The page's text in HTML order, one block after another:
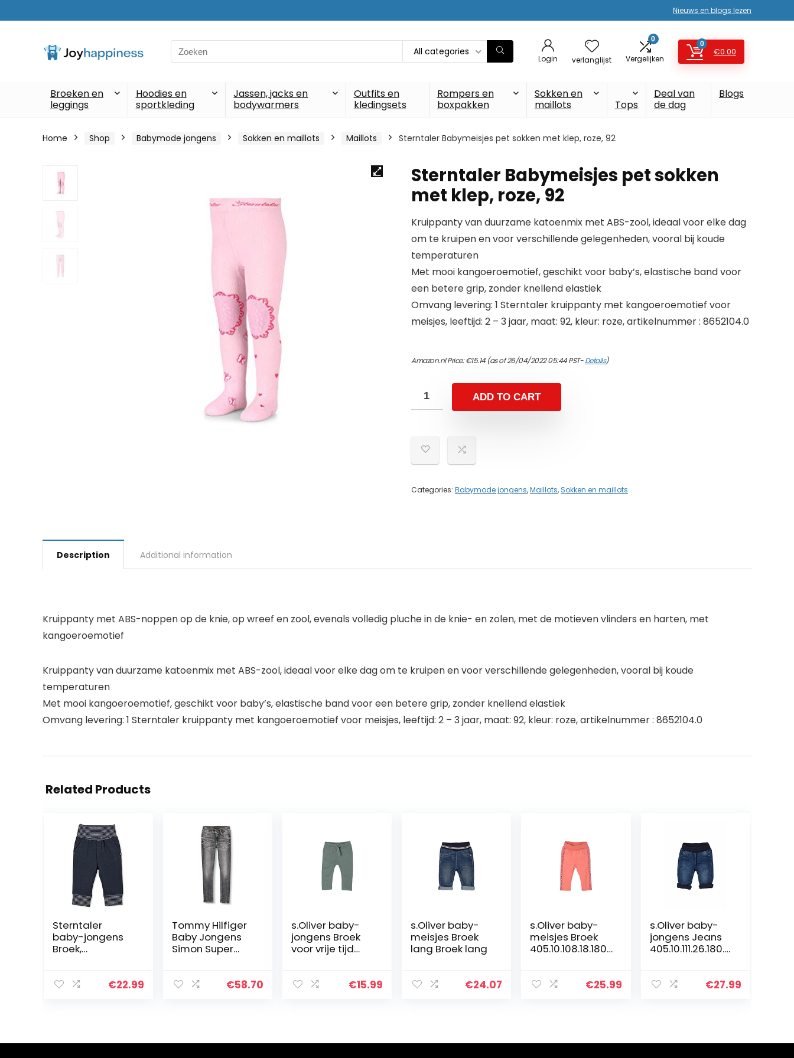
Nieuws en blogs lezen
Search
for:
All categories
Login verlanglijst
0
Vergelijken
0
€0.00
Broeken en
leggings
Hoodies en
sportkleding
Jassen, jacks en
bodywarmers
Outfits en
kledingsets
Rompers en
boxpakken
Sokken en
maillots
Tops
Deal van
de dag
Blogs
Home Shop Babymode jongens Sokken en maillots Maillots Sterntaler Babymeisjes pet sokken met klep, roze, 92
Sterntaler Babymeisjes pet sokken
met klep, roze, 92
Kruippanty van duurzame katoenmix met ABS-zool, ideaal voor elke dag
om te kruipen en voor verschillende gelegenheden, vooral bij koude
temperaturen
Met mooi kangoeroemotief, geschikt voor baby’s, elastische band voor
een betere grip, zonder knellend elastiek
Omvang levering: 1 Sterntaler kruippanty met kangoeroemotief voor
meisjes, leeftijd: 2 – 3 jaar, maat: 92, kleur: roze, artikelnummer : 8652104.0
Amazon.nl Price:€15.14(as of 26/04/2022 05:44 PST-Details)
ADD TO CART
Categories: Babymode jongens,Maillots, Sokken en maillots
Description Additional information
Kruippanty met ABS-noppen op de knie, op wreef en zool, evenals volledig pluche in de knie- en zolen, met de motieven vlinders en harten, met
kangoeroemotief
Kruippanty van duurzame katoenmix met ABS-zool, ideaal voor elke dag om te kruipen en voor verschillende gelegenheden, vooral bij koude
temperaturen
Met mooi kangoeroemotief, geschikt voor baby’s, elastische band voor een betere grip, zonder knellend elastiek
Omvang levering: 1 Sterntaler kruippanty met kangoeroemotief voor meisjes, leeftijd: 2 – 3 jaar, maat: 92, kleur: roze, artikelnummer : 8652104.0
Related Products
Sterntaler
baby-jongens
Broek,
Ringelbund €22.99
Tommy Hilfiger
Baby Jongens
Simon Super
€58.70
s.Oliver baby-
jongens Broek
voor vrije tijd
€15.99
s.Oliver baby-
meisjes Broek
lang Broek lang
€24.07
s.Oliver baby-
meisjes Broek
405.10.108.18.180.
€25.99
s.Oliver baby-
jongens Jeans
405.10.111.26.180.2
€27.99